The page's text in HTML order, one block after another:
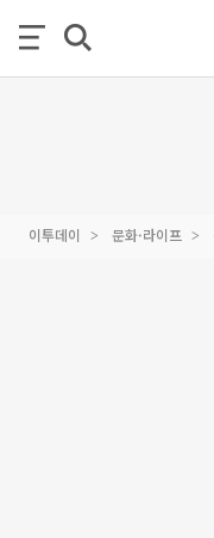
이투데이 문화·라이프